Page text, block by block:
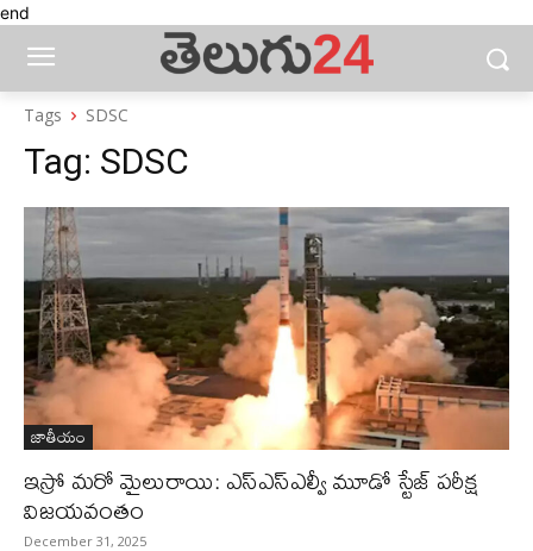
end
Tags SDSC
Tag: SDSC
జాతీయం
ఇస్రో మరో మైలురాయి: ఎస్‌ఎస్‌ఎల్వీ మూడో స్టేజ్‌ పరీక్ష
విజయవంతం
December 31, 2025